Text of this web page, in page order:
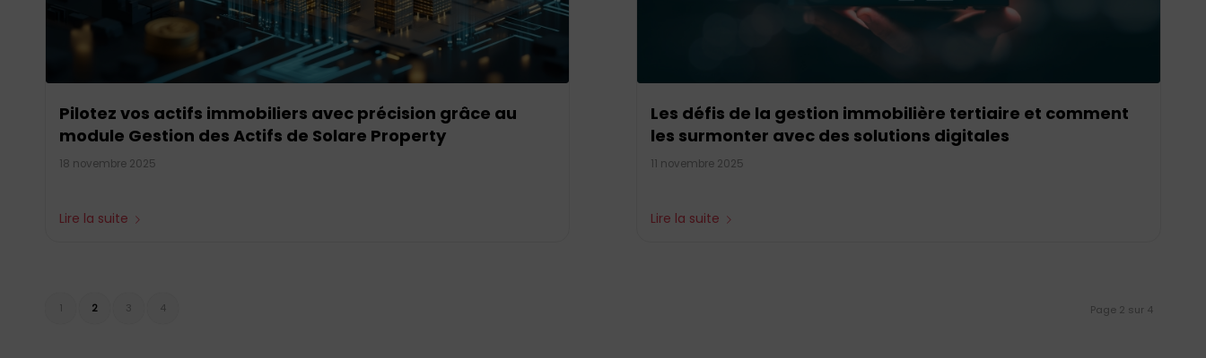
Pilotez vos actifs immobiliers avec précision grâce au
module Gestion des Actifs de Solare Property
18 novembre 2025
Lire la suite
Les défis de la gestion immobilière tertiaire et comment
les surmonter avec des solutions digitales
11 novembre 2025
Lire la suite
Page 2 sur 4
1 2 3 4